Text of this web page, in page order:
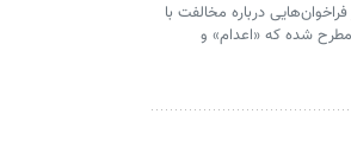
درباره مخالفت با
مطرح شده که «اعدام» و